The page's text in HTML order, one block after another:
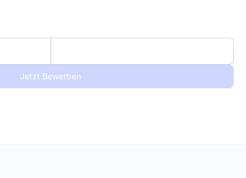
Jetzt Bewerben